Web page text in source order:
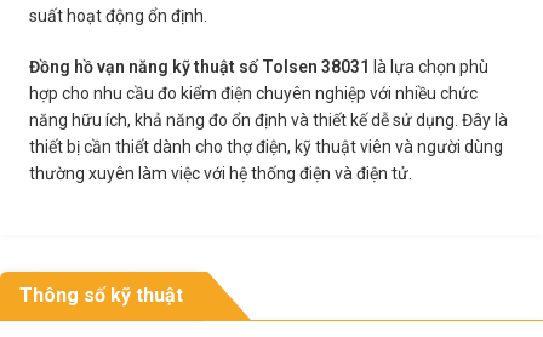
suất hoạt động ổn định.
Đồng hồ vạn năng kỹ thuật số Tolsen 38031 là lựa chọn phù
hợp cho nhu cầu đo kiểm điện chuyên nghiệp với nhiều chức
năng hữu ích, khả năng đo ổn định và thiết kế dễ sử dụng. Đây là
thiết bị cần thiết dành cho thợ điện, kỹ thuật viên và người dùng
thường xuyên làm việc với hệ thống điện và điện tử.
Thông số kỹ thuật